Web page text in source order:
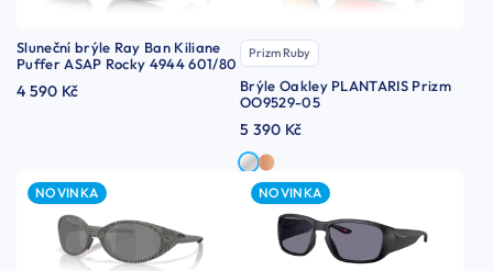
Sluneční brýle Ray Ban Kiliane
Puffer ASAP Rocky 4944 601/80
4 590 Kč
Prizm Ruby
Brýle Oakley PLANTARIS Prizm
OO9529-05
5 390 Kč
NOVINKA NOVINKA